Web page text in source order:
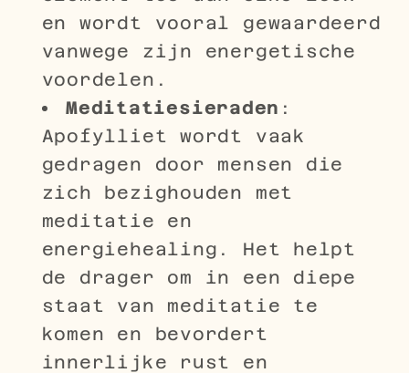
en wordt vooral gewaardeerd
vanwege zijn energetische
voordelen.
Meditatiesieraden :
Apofylliet wordt vaak
gedragen door mensen die
zich bezighouden met
meditatie en
energiehealing. Het helpt
de drager om in een diepe
staat van meditatie te
komen en bevordert
innerlijke rust en